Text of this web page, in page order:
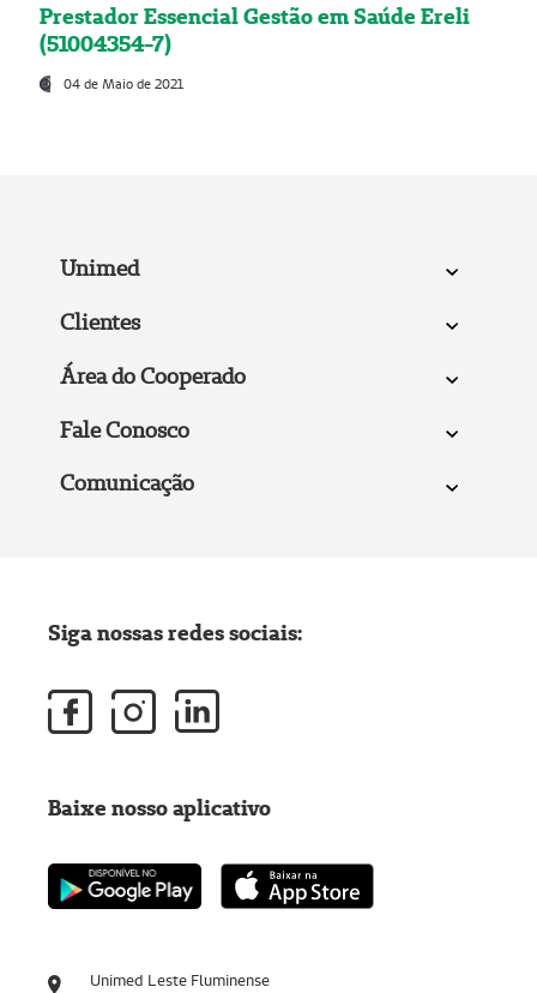
Prestador Essencial Gestão em Saúde Ereli
(51004354-7)
04 de Maio de 2021
Unimed
Clientes
Área do Cooperado
Fale Conosco
Comunicação
Unimed Leste Fluminense
Siga nossas redes sociais:
Baixe nosso aplicativo